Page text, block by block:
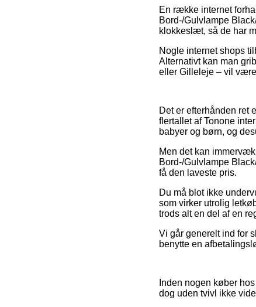
En række internet
Bord-/Gulvlampe
klokkeslæt, så de har
Nogle internet shops
Alternativt kan man
eller Gilleleje – vil
Det er efterhånden ret
flertallet af Tonone
babyer og børn, og
Men det kan
Bord-/Gulvlampe
få den laveste pris.
Du må blot ikke
som virker utrolig
trods alt en del af en
Vi går generelt ind for
benytte en
Inden nogen køber
dog uden tvivl ikke